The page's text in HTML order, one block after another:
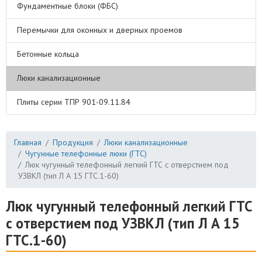
Фундаментные блоки (ФБС)
Перемычки для оконных и дверных проемов
Бетонные кольца
Люки канализационные
Плиты серии ТПР 901-09.11.84
Главная Продукция
Люки канализационные
Чугунные телефонные люки (ГТС)
Люк чугунный телефонный легкий ГТС с отверстием под
УЗВКЛ (тип Л А 15 ГТС.1-60)
Люк чугунный телефонный легкий ГТС
с отверстием под УЗВКЛ (тип Л А 15
ГТС.1-60)